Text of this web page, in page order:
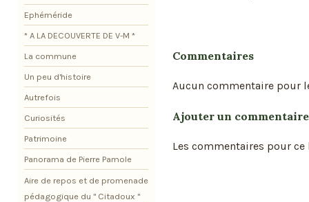
Commentaires
Aucun commentaire pour
Ajouter un commentaire
Les commentaires pour
Ephéméride
* A LA DECOUVERTE DE V-M *
La commune
Un peu d'histoire
Autrefois
Curiosités
Patrimoine
Panorama de Pierre Pamole
Aire de repos et de promenade
pédagogique du " Citadoux "